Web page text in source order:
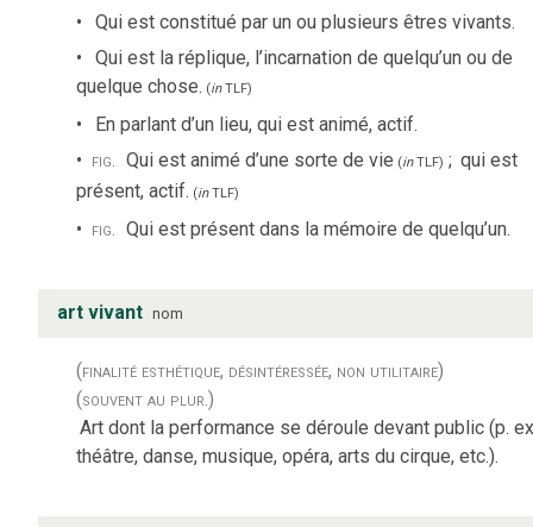
Qui est constitué par un ou plusieurs êtres vivants.
Qui est la réplique, l’incarnation de quelqu’un ou de
quelque chose. (inTLF)
En parlant d’un lieu, qui est animé, actif.
fig. Qui est animé d’une sorte de vie (inTLF) ; qui est
présent, actif. (inTLF)
fig. Qui est présent dans la mémoire de quelqu’un.
art vivant nom
(finalité esthétique, désintéressée, non utilitaire)
(souvent au plur.)
Art dont la performance se déroule devant public (p.
théâtre, danse, musique, opéra, arts du cirque, etc.).